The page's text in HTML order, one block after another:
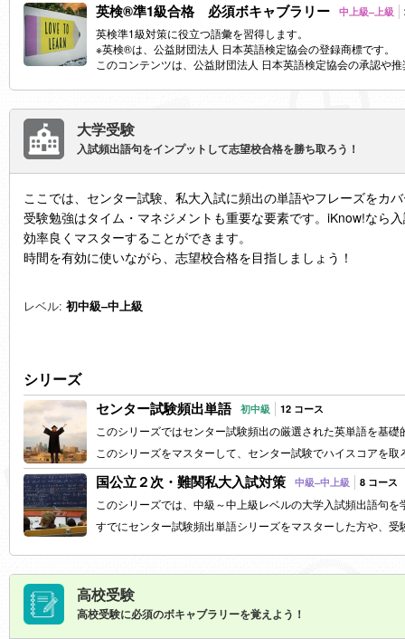
英検®準1級合格 必須ボキャブラリー 中上級–上級
英検準1級対策に役立つ語彙を習得します。
※英検®は、公益財団法人 日本英語検定協会の登録商標です。
このコンテンツは、公益財団法人 日本英語検定協会の承認や
大学受験
入試頻出語句をインプットして志望校合格を勝ち取ろう！
ここでは、センター試験、私大入試に頻出の単語やフレーズをカ
受験勉強はタイム・マネジメントも重要な要素です。iKnow!なら
効率良くマスターすることができます。
時間を有効に使いながら、志望校合格を目指しましょう！
レベル: 初中級–中上級
シリーズ
センター試験頻出単語 初中級 12 コース
このシリーズではセンター試験頻出の厳選された英単語を基
このシリーズをマスターして、センター試験でハイスコアを取
国公立２次・難関私大入試対策 中級–中上級 8 コース
このシリーズでは、中級～中上級レベルの大学入試頻出語句を
すでにセンター試験頻出単語シリーズをマスターした方や、
高校受験
高校受験に必須のボキャブラリーを覚えよう！